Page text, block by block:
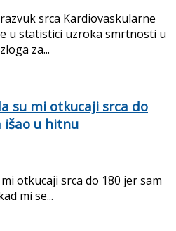
srca Kardiovaskularne
u statistici uzroka smrtnosti u
za...
su mi otkucaji srca do
išao u hitnu
otkucaji srca do 180 jer sam
mi se...